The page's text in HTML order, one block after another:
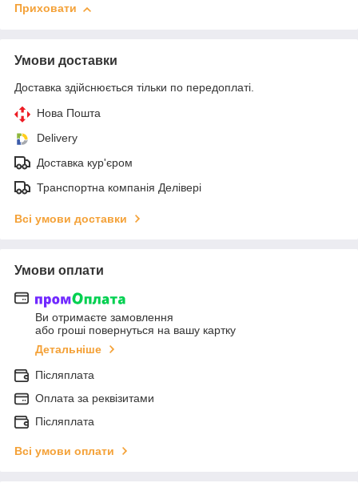
Приховати
Умови доставки
Доставка здійснюється тільки по передоплаті.
Нова Пошта
Delivery
Доставка кур'єром
Транспортна компанія Делівері
Всі умови доставки
Умови оплати
Ви отримаєте замовлення
або гроші повернуться на вашу картку
Детальніше
Післяплата
Оплата за реквізитами
Післяплата
Всі умови оплати